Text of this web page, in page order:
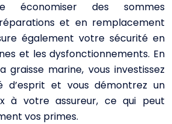
économiser des sommes
et en remplacement
également votre sécurité en
et les dysfonctionnements. En
graisse marine, vous investissez
d’esprit et vous démontrez un
à votre assureur, ce qui peut
vos primes.